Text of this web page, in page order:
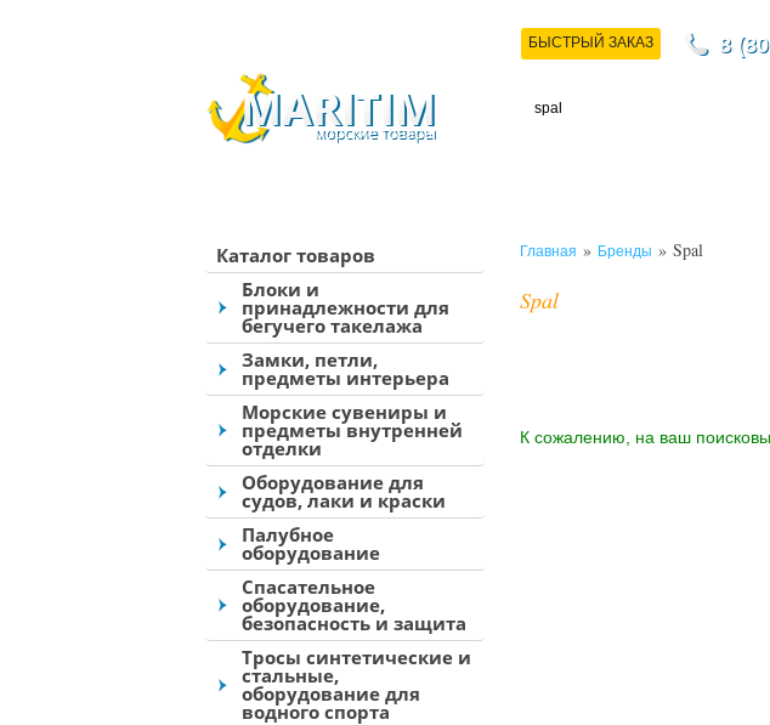
БЫСТРЫЙ ЗАКАЗ 8
Каталог товаров
Блоки и
принадлежности для
бегучего такелажа
Замки, петли,
предметы интерьера
Морские сувениры и
предметы внутренней
отделки
Оборудование для
судов, лаки и краски
Палубное
оборудование
Спасательное
оборудование,
безопасность и защита
Тросы синтетические и
стальные,
оборудование для
водного спорта
Главная » Бренды » Spal
Spal
К сожалению, на ваш